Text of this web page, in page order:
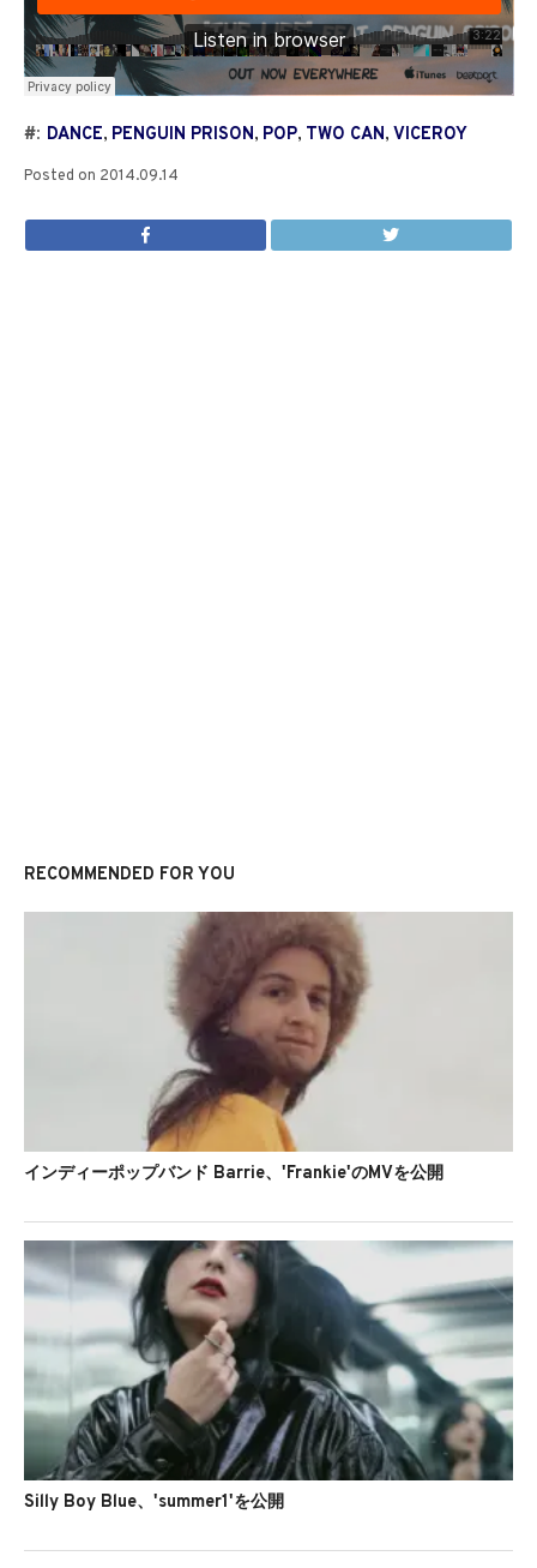
#: DANCE, PENGUIN PRISON, POP, TWO CAN, VICEROY
Posted on 2014.09.14
RECOMMENDED FOR YOU
インディーポップバンド Barrie、'Frankie'のMVを公開
Silly Boy Blue、'summer1'を公開